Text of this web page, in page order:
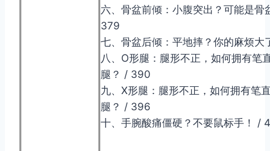
六、骨盆前倾：小腹突出？可能是骨
379
七、骨盆后倾：平地摔？你的麻烦大
八、O形腿：腿形不正，如何拥有笔
腿？ / 390
九、X形腿：腿形不正，如何拥有笔
腿？ / 396
十、手腕酸痛僵硬？不要鼠标手！ /